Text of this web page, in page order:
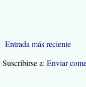
Entrada más reciente
Suscribirse a: Enviar